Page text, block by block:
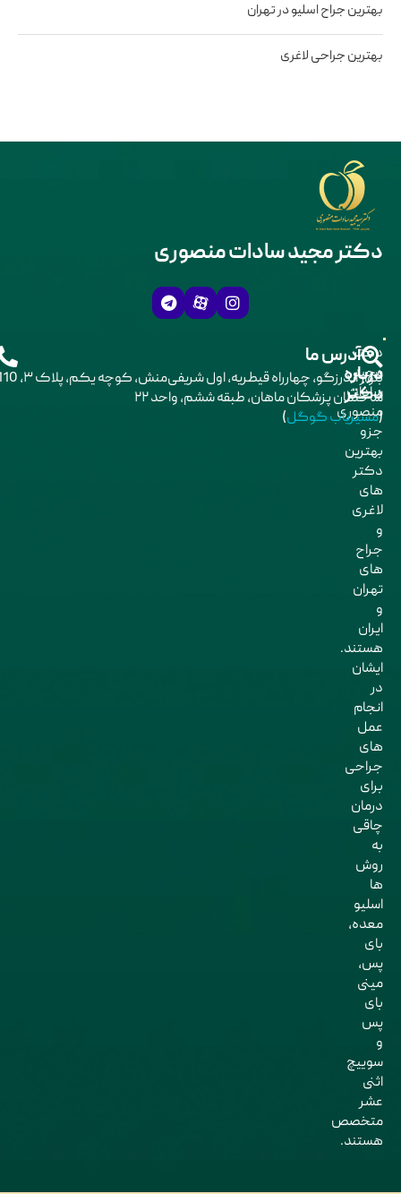
بهترین جراح اسلیو در تهران
بهترین جراحی لاغری
دکتر مجید سادات منصوری
درباره
دکتر
دکتر
مجید
سادات
منصوری
جزو
بهترین
دکتر
های
لاغری
و
جراح
های
تهران
و
ایران
هستند.
ایشان
در
انجام
عمل
های
جراحی
برای
درمان
چاقی
به
روش
ها
اسلیو
معده،
بای
پس،
مینی
بای
پس
و
سوییچ
اثنی
عشر
متخصص
هستند.
آدرس ما
بلوار اندرزگو، چهارراه قیطریه، اول شریفی‌منش، کوچه یکم، پلاک ۳،
ساختمان پزشکان ماهان، طبقه ششم، واحد ۲۲
(مسیریاب گوگل)
21 98+